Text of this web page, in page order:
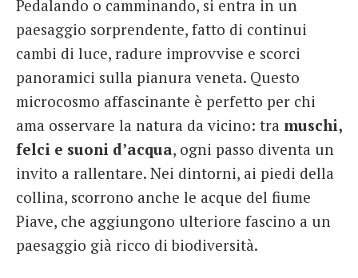
Pedalando o camminando, si entra in un
paesaggio sorprendente, fatto di continui
cambi di luce, radure improvvise e scorci
panoramici sulla pianura veneta. Questo
microcosmo affascinante è perfetto per chi
ama osservare la natura da vicino: tra muschi,
felci e suoni d’acqua, ogni passo diventa un
invito a rallentare. Nei dintorni, ai piedi della
collina, scorrono anche le acque del fiume
Piave, che aggiungono ulteriore fascino a un
paesaggio già ricco di biodiversità.